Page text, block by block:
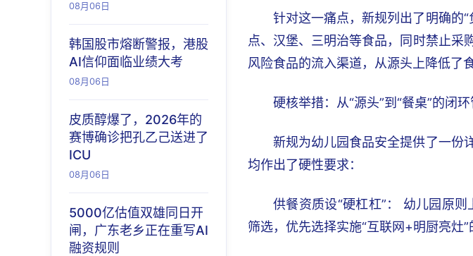
08月06日
韩国股市熔断警报，港股
AI信仰面临业绩大考
08月06日
皮质醇爆了，2026年的
赛博确诊把孔乙己送进了
ICU
08月06日
5000亿估值双雄同日开
闸，广东老乡正在重写AI
融资规则
针对这一痛点，新规列出了明确的
点、汉堡、三明治等食品，同时禁止采
风险食品的流入渠道，从源头上降低了
硬核举措：从“源头”到“餐桌”的闭
新规为幼儿园食品安全提供了一份
均作出了硬性要求：
供餐资质设“硬杠杠”： 幼儿园原
筛选，优先选择实施“互联网+明厨亮灶